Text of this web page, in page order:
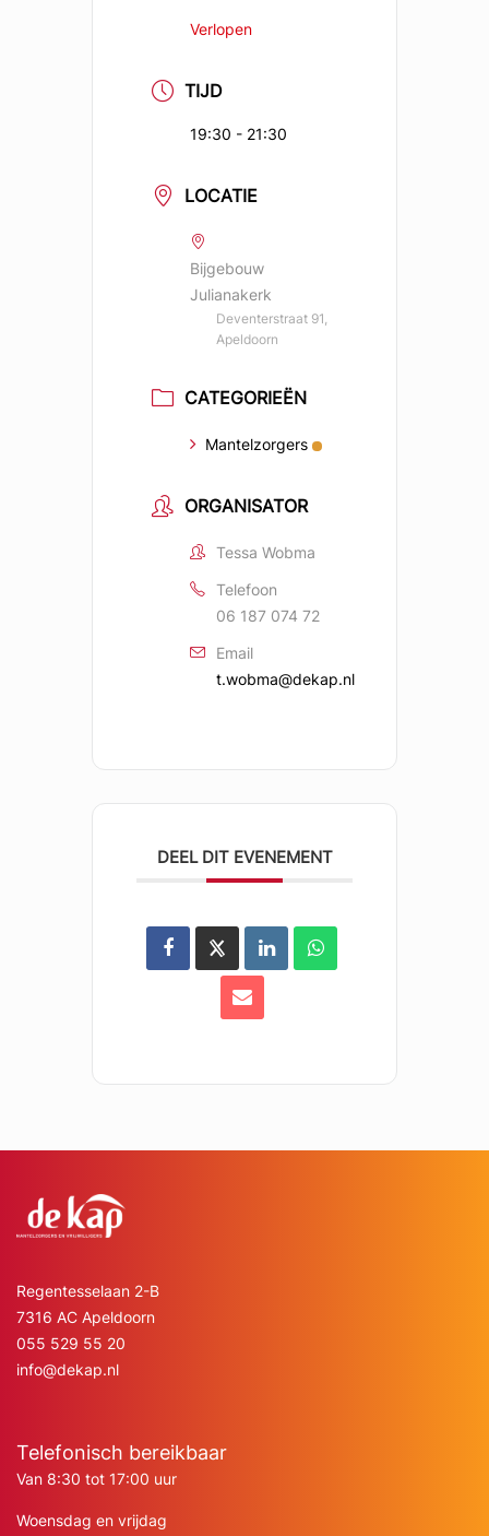
Verlopen
TIJD
19:30 - 21:30
LOCATIE
Bijgebouw
Julianakerk
Deventerstraat 91,
Apeldoorn
CATEGORIEËN
Mantelzorgers
ORGANISATOR
Tessa Wobma
Telefoon
06 187 074 72
Email
t.wobma@dekap.nl
DEEL DIT EVENEMENT
Regentesselaan 2-B
7316 AC Apeldoorn
055 529 55 20
info@dekap.nl
Telefonisch bereikbaar
Van 8:30 tot 17:00 uur
Woensdag en vrijdag